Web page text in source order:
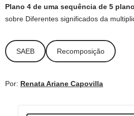
Plano 4 de uma sequência de 5
sobre Diferentes significados da
SAEB Recomposição
Por: Renata Ariane Capovilla